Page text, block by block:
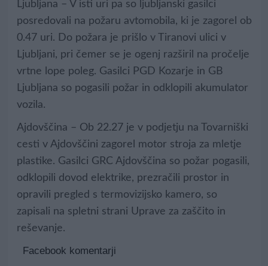
Ljubljana – V isti uri pa so ljubljanski gasilci
posredovali na požaru avtomobila, ki je zagorel ob
0.47 uri. Do požara je prišlo v Tiranovi ulici v
Ljubljani, pri čemer se je ogenj razširil na pročelje
vrtne lope poleg. Gasilci PGD Kozarje in GB
Ljubljana so pogasili požar in odklopili akumulator
vozila.
Ajdovščina – Ob 22.27 je v podjetju na Tovarniški
cesti v Ajdovščini zagorel motor stroja za mletje
plastike. Gasilci GRC Ajdovščina so požar pogasili,
odklopili dovod elektrike, prezračili prostor in
opravili pregled s termovizijsko kamero, so
zapisali na spletni strani Uprave za zaščito in
reševanje.
Facebook komentarji